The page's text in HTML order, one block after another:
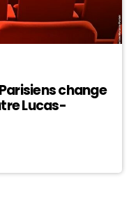
change
Lucas-